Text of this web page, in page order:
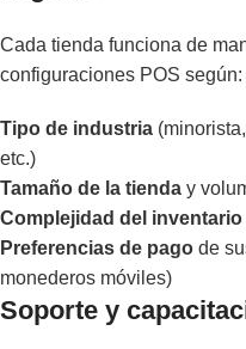
Cada tienda funciona de
configuraciones POS según:
Tipo de industria
etc.)
Tamaño de la tienda y
Complejidad del inventario
Preferencias de pago de
monederos móviles)
Soporte y